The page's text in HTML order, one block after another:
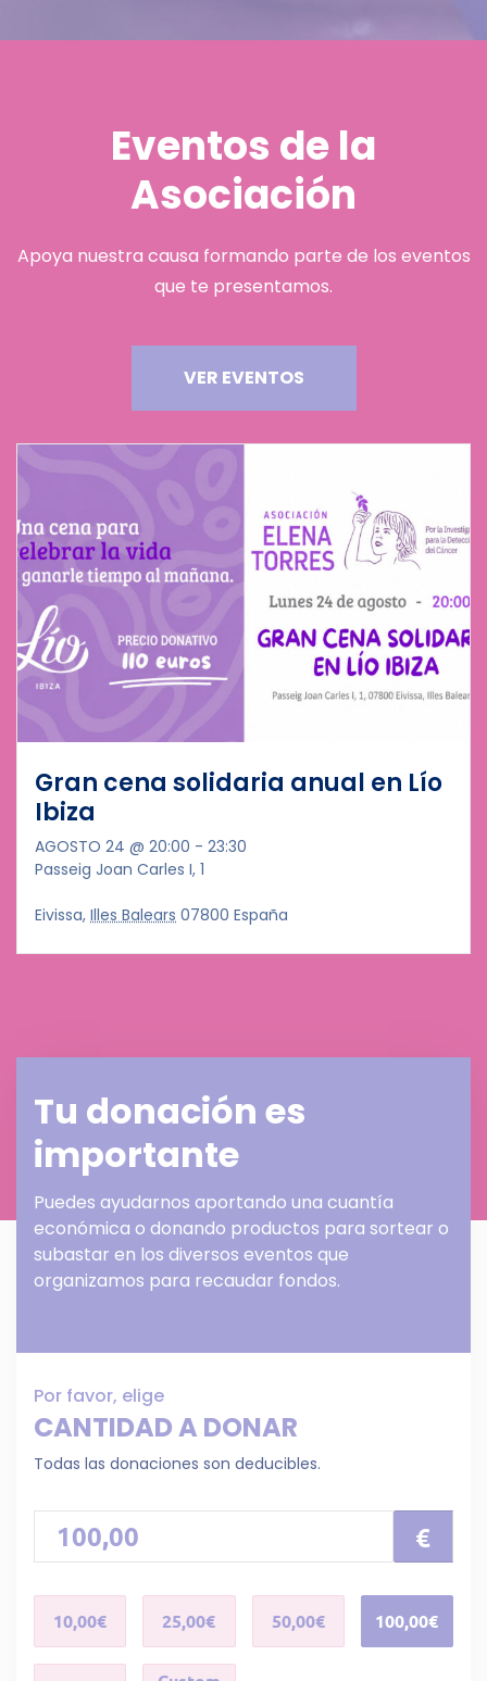
Eventos de la
Asociación
Apoya nuestra causa formando parte de los eventos
que te presentamos.
VER EVENTOS
Gran cena solidaria anual en Lío
Ibiza
AGOSTO 24 @ 20:00 - 23:30
Passeig Joan Carles I, 1
Eivissa, Illes Balears 07800 España
Tu donación es
importante
Puedes ayudarnos aportando una cuantía
económica o donando productos para sortear o
subastar en los diversos eventos que
organizamos para recaudar fondos.
Por favor, elige
CANTIDAD A DONAR
Todas las donaciones son deducibles.
€
10,00€ 25,00€ 50,00€ 100,00€